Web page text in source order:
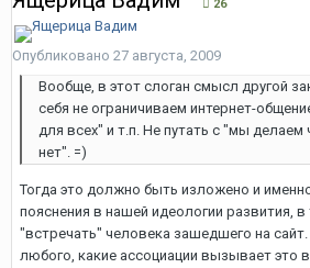
26
Опубликовано 27 августа, 2009
Вообще, в этот слоган смысл другой
себя не ограничиваем интернет-
для всех" и т.п. Не путать с "мы делаем
нет". =)
Тогда это должно быть изложено и
пояснения в нашей идеологии развития,
"встречать" человека зашедшего на
любого, какие ассоциации вызывает это